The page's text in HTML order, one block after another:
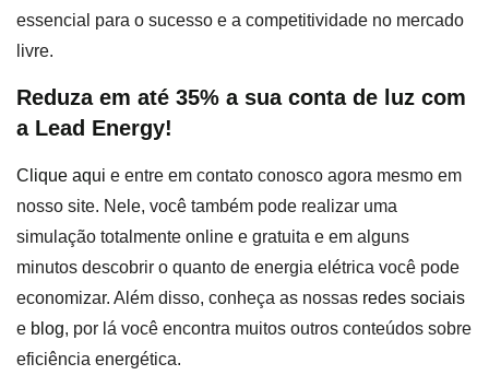
essencial para o sucesso e a competitividade no mercado
livre.
Reduza em até 35% a sua conta de luz com
a Lead Energy!
Clique aqui e entre em contato conosco agora mesmo em
nosso site. Nele, você também pode realizar uma
simulação totalmente online e gratuita e em alguns
minutos descobrir o quanto de energia elétrica você pode
economizar. Além disso, conheça as nossas redes sociais
e blog, por lá você encontra muitos outros conteúdos sobre
eficiência energética.